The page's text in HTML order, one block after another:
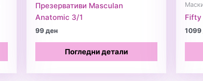
Презервативи Masculan
Anatomic 3/1
99ден
Погледни детали
Fifty
1099